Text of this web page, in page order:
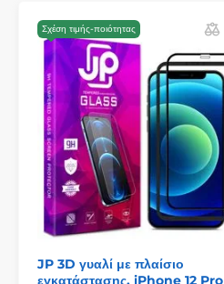
Σχέση τιμής-ποιότητας
JP 3D γυαλί με πλαίσιο
εγκατάστασης, iPhone 12 Pro